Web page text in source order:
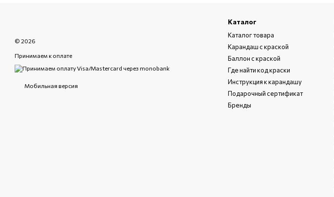
© 2026
Принимаем к оплате
Мобильная версия
Каталог
Каталог товара
Карандаш с краской
Баллон с краской
Где найти код краски
Инструкция к карандашу
Подарочный сертификат
Бренды